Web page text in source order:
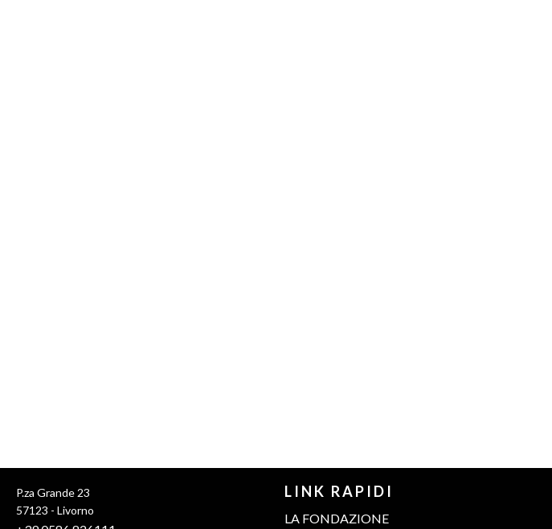
P.za Grande 23
57123 - Livorno
LINK RAPIDI
LA FONDAZIONE